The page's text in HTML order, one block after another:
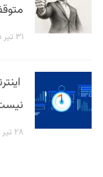
۳۱ تیر ۱۴۰۵
۲۸ تیر ۱۴۰۵